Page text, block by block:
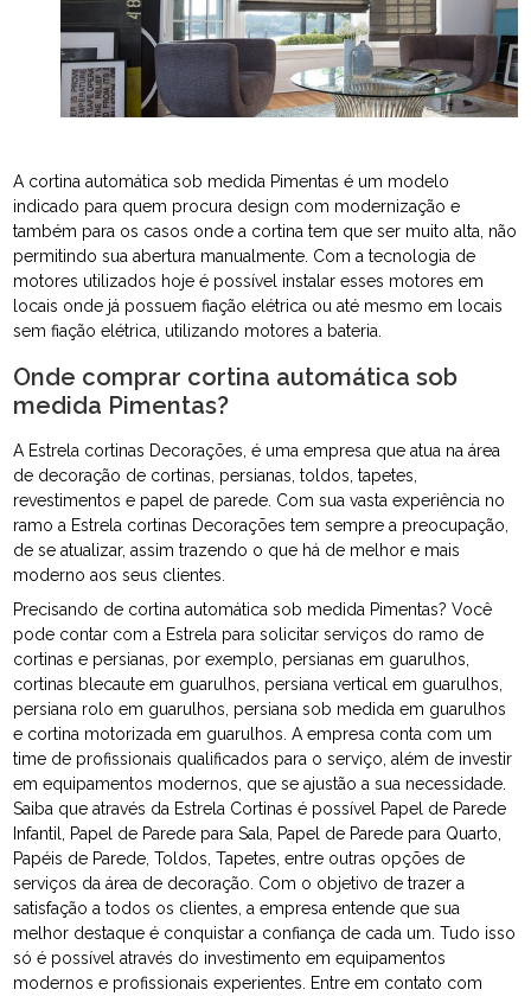
A cortina automática sob medida Pimentas é um modelo
indicado para quem procura design com modernização e
também para os casos onde a cortina tem que ser muito alta, não
permitindo sua abertura manualmente. Com a tecnologia de
motores utilizados hoje é possível instalar esses motores em
locais onde já possuem fiação elétrica ou até mesmo em locais
sem fiação elétrica, utilizando motores a bateria.
Onde comprar cortina automática sob
medida Pimentas?
A Estrela cortinas Decorações, é uma empresa que atua na área
de decoração de cortinas, persianas, toldos, tapetes,
revestimentos e papel de parede. Com sua vasta experiência no
ramo a Estrela cortinas Decorações tem sempre a preocupação,
de se atualizar, assim trazendo o que há de melhor e mais
moderno aos seus clientes.
Precisando de cortina automática sob medida Pimentas? Você
pode contar com a Estrela para solicitar serviços do ramo de
cortinas e persianas, por exemplo, persianas em guarulhos,
cortinas blecaute em guarulhos, persiana vertical em guarulhos,
persiana rolo em guarulhos, persiana sob medida em guarulhos
e cortina motorizada em guarulhos. A empresa conta com um
time de profissionais qualificados para o serviço, além de investir
em equipamentos modernos, que se ajustão a sua necessidade.
Saiba que através da Estrela Cortinas é possível Papel de Parede
Infantil, Papel de Parede para Sala, Papel de Parede para Quarto,
Papéis de Parede, Toldos, Tapetes, entre outras opções de
serviços da área de decoração. Com o objetivo de trazer a
satisfação a todos os clientes, a empresa entende que sua
melhor destaque é conquistar a confiança de cada um. Tudo isso
só é possível através do investimento em equipamentos
modernos e profissionais experientes. Entre em contato com